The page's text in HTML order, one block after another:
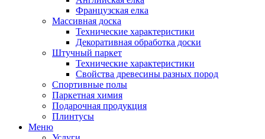
Французская елка
Массивная доска
Технические характеристики
Декоративная обработка доски
Штучный паркет
Технические характеристики
Свойства древесины разных пород
Спортивные полы
Паркетная химия
Подарочная продукция
Плинтусы
Меню